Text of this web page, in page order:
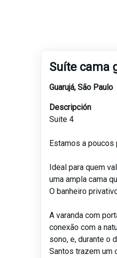
Suíte cama
Guarujá, São Paulo
Descripción
Suite 4
Estamos a
Ideal para quem
uma ampla cama
O banheiro
A varanda com
conexão com a
sono, e, durante o
Santos trazem um